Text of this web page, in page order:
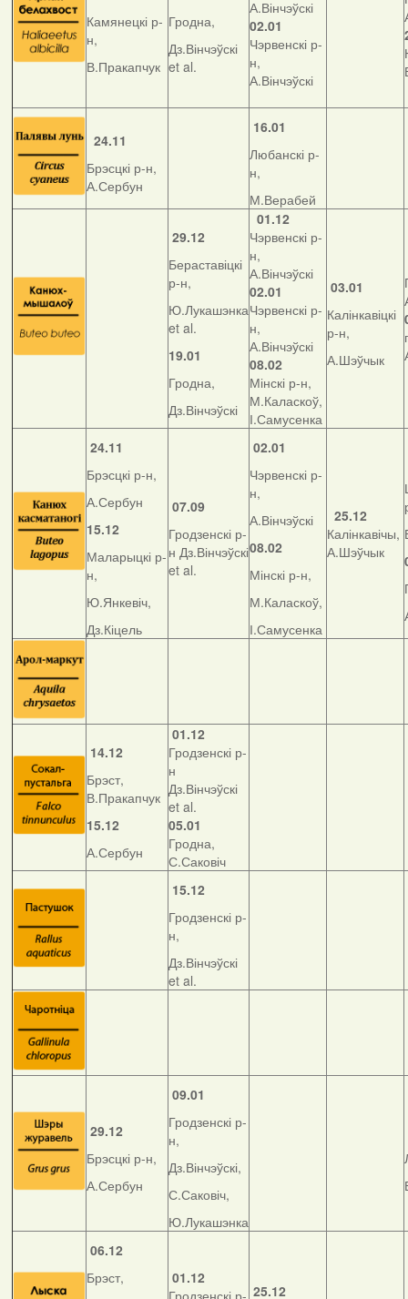
Камянецкі р-
н,
В.Пракапчук
Гродна,
Дз.Вінчэўскі
et al.
А.Вінчэўскі
02.01
Чэрвенскі р-
н,
А.Вінчэўскі
24.11
Брэсцкі р-н,
А.Сербун
16.01
Любанскі р-
н,
М.Верабей
29.12
Бераставіцкі
р-н,
Ю.Лукашэнка
et al.
19.01
Гродна,
Дз.Вінчэўскі
01.12
Чэрвенскі р-
н,
А.Вінчэўскі
02.01
Чэрвенскі р-
н,
А.Вінчэўскі
08.02
Мінскі р-н,
М.Каласкоў,
І.Самусенка
03.01
Калінкавіцкі
р-н,
А.Шэўчык
24.11
Брэсцкі р-н,
А.Сербун
15.12
Маларыцкі р-
н,
Ю.Янкевіч,
Дз.Кіцель
07.09
Гродзенскі р-
н Дз.Вінчэўскі
et al.
02.01
Чэрвенскі р-
н,
А.Вінчэўскі
08.02
Мінскі р-н,
М.Каласкоў,
І.Самусенка
25.12
Калінкавічы,
А.Шэўчык
14.12
Брэст,
В.Пракапчук
15.12
А.Сербун
01.12
Гродзенскі р-
н
Дз.Вінчэўскі
et al.
05.01
Гродна,
С.Саковіч
15.12
Гродзенскі р-
н,
Дз.Вінчэўскі
et al.
29.12
Брэсцкі р-н,
А.Сербун
09.01
Гродзенскі р-
н,
Дз.Вінчэўскі,
С.Саковіч,
Ю.Лукашэнка
06.12
Брэст,
01.12
Гродзенскі р- 25.12